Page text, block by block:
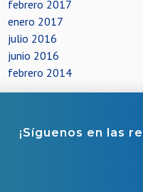
febrero 2017
enero 2017
julio 2016
junio 2016
febrero 2014
¡Síguenos en las